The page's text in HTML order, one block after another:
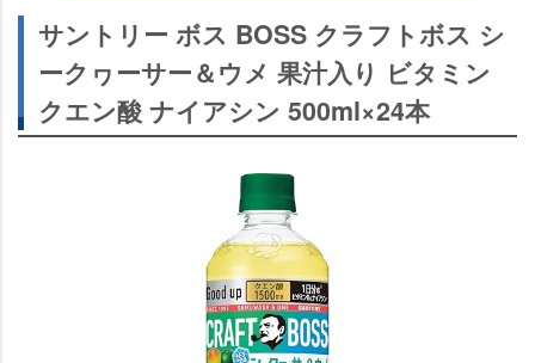
サントリー ボス BOSS クラフトボス シ
ークヮーサー＆ウメ 果汁入り ビタミン
クエン酸 ナイアシン 500ml×24本